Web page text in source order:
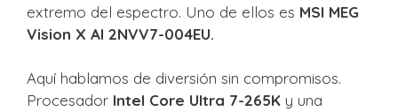
extremo del espectro. Uno de ellos es MSI MEG
Vision X AI 2NVV7-004EU.
Aquí hablamos de diversión sin compromisos.
Procesador Intel Core Ultra 7-265K y una